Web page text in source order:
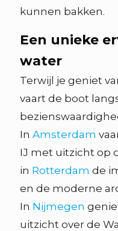
kunnen bakken.
Een unieke
water
Terwijl je geniet
vaart de boot
In Amsterdam
IJ met uitzicht op
in Rotterdam de
en de moderne
In Nijmegen
uitzicht over de